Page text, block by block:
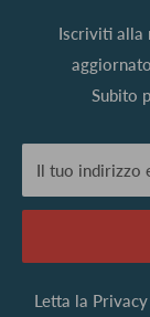
Iscriviti alla
Subito
Il tuo indirizzo
Letta la